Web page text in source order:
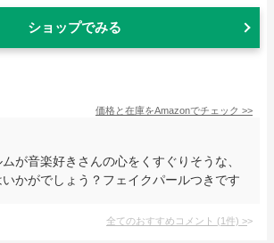
ショップでみる
価格と在庫をAmazonでチェック >>
が音楽好きさんの心をくすぐりそうな、
かがでしょう？フェイクパールつきです
全てのおすすめコメント (1件) >